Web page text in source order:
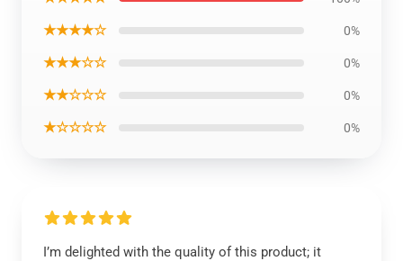
★★★★☆ 0%
★★★☆☆ 0%
★★☆☆☆ 0%
★☆☆☆☆ 0%
I’m delighted with the quality of this product; it